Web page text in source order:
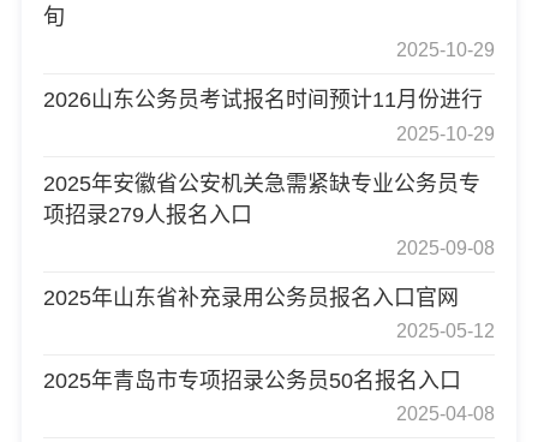
旬
2025-10-29
2026山东公务员考试报名时间预计11月份进行
2025-10-29
2025年安徽省公安机关急需紧缺专业公务员专
项招录279人报名入口
2025-09-08
2025年山东省补充录用公务员报名入口官网
2025-05-12
2025年青岛市专项招录公务员50名报名入口
2025-04-08